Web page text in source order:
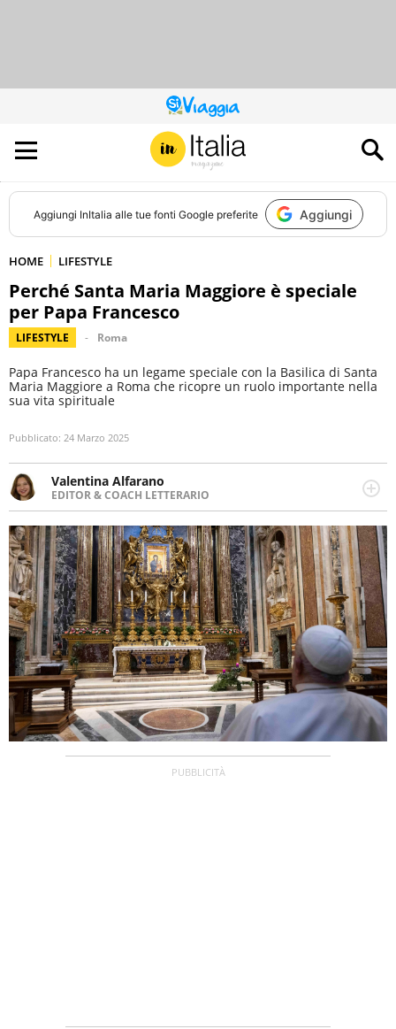
QUESTO
SITO
CONTRIBUISCE
ALL’AUDIENCE
DI
Aggiungi InItalia alle tue fonti Google preferite Aggiungi
HOME LIFESTYLE
Perché Santa Maria Maggiore è speciale
per Papa Francesco
LIFESTYLE Roma
Papa Francesco ha un legame speciale con la Basilica di Santa
Maria Maggiore a Roma che ricopre un ruolo importante nella
sua vita spirituale
Pubblicato: 24 Marzo 2025
Valentina Alfarano
EDITOR & COACH LETTERARIO
Lavorare con le storie è la mia missione! Specializzata in
storytelling di viaggi, lavoro come editor di narrativa e
coach di scrittura creativa.